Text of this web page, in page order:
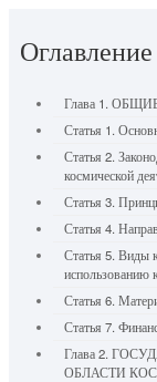
Оглавление
Глава 1.
Статья 1.
Статья 2.
космической
Статья 3.
Статья 4.
Статья 5. Виды
использованию
Статья 6.
Статья 7.
Глава 2.
ОБЛАСТИ